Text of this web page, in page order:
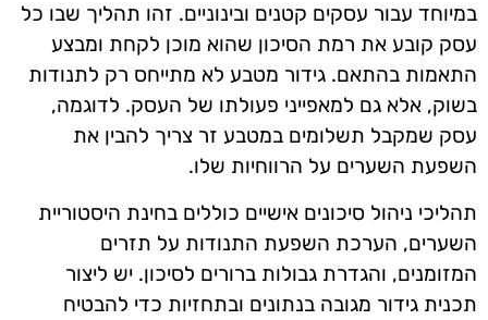
במיוחד עבור עסקים קטנים ובינוניים. זהו תהליך שבו כל
עסק קובע את רמת הסיכון שהוא מוכן לקחת ומבצע
התאמות בהתאם. גידור מטבע לא מתייחס רק לתנודות
בשוק, אלא גם למאפייני פעולתו של העסק. לדוגמה,
עסק שמקבל תשלומים במטבע זר צריך להבין את
השפעת השערים על הרווחיות שלו.
תהליכי ניהול סיכונים אישיים כוללים בחינת היסטוריית
השערים, הערכת השפעת התנודות על תזרים
המזומנים, והגדרת גבולות ברורים לסיכון. יש ליצור
תכנית גידור מגובה בנתונים ובתחזיות כדי להבטיח